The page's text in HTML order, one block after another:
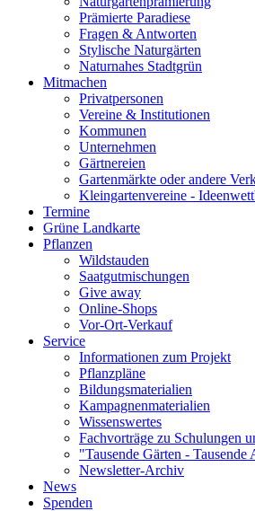
Prämierte Paradiese
Fragen & Antworten
Stylische Naturgärten
Naturnahes Stadtgrün
Mitmachen
Privatpersonen
Vereine & Institutionen
Kommunen
Unternehmen
Gärtnereien
Gartenmärkte oder andere
Kleingartenvereine -
Termine
Grüne Landkarte
Pflanzen
Wildstauden
Saatgutmischungen
Give away
Online-Shops
Vor-Ort-Verkauf
Service
Informationen zum Projekt
Pflanzpläne
Bildungsmaterialien
Kampagnenmaterialien
Wissenswertes
Fachvorträge zu Schulungen
"Tausende Gärten -
Newsletter-Archiv
News
Spenden